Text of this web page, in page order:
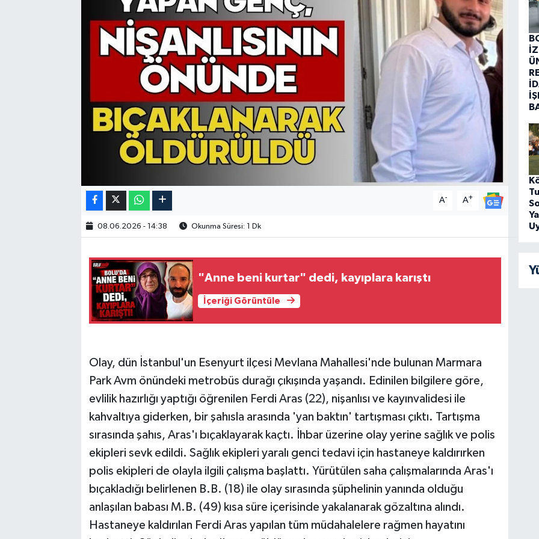
A- A+
08.06.2026 - 14:38 Okunma Süresi: 1 Dk
"Anne beni kurtar" dedi, kayıplara karıştı
İçeriği Görüntüle
Olay, dün İstanbul'un Esenyurt ilçesi Mevlana Mahallesi'nde bulunan Marmara
Park Avm önündeki metrobüs durağı çıkışında yaşandı. Edinilen bilgilere göre,
evlilik hazırlığı yaptığı öğrenilen Ferdi Aras (22), nişanlısı ve kayınvalidesi ile
kahvaltıya giderken, bir şahısla arasında 'yan baktın' tartışması çıktı. Tartışma
sırasında şahıs, Aras'ı bıçaklayarak kaçtı. İhbar üzerine olay yerine sağlık ve polis
ekipleri sevk edildi. Sağlık ekipleri yaralı genci tedavi için hastaneye kaldırırken
polis ekipleri de olayla ilgili çalışma başlattı. Yürütülen saha çalışmalarında Aras'ı
bıçakladığı belirlenen B.B. (18) ile olay sırasında şüphelinin yanında olduğu
anlaşılan babası M.B. (49) kısa süre içerisinde yakalanarak gözaltına alındı.
Hastaneye kaldırılan Ferdi Aras yapılan tüm müdahalelere rağmen hayatını